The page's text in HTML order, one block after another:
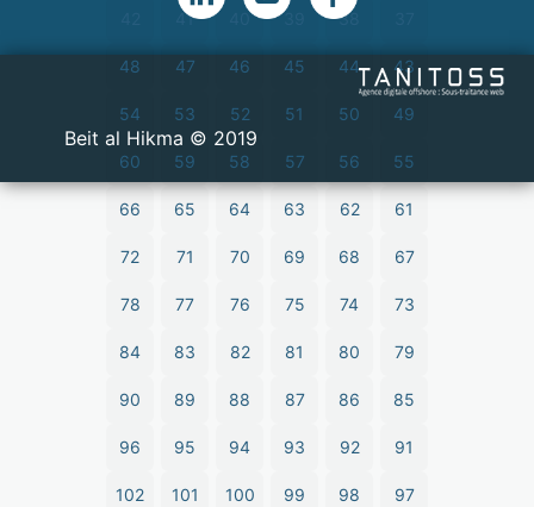
38
39
40
41
43
44
45
46
47
48
49
50
51
52
53
54
55
56
57
58
59
60
61
62
63
64
65
66
67
68
69
70
71
72
73
74
75
76
77
78
79
80
81
82
83
84
85
86
87
88
89
90
91
92
93
94
95
96
97
98
99
100
101
102
2019 © Beit al Hikma